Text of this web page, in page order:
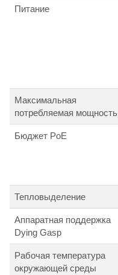
Питание
Максимальная
потребляемая мощность
Бюджет PoE
Тепловыделение
Аппаратная поддержка
Dying Gasp
Рабочая температура
окружающей среды